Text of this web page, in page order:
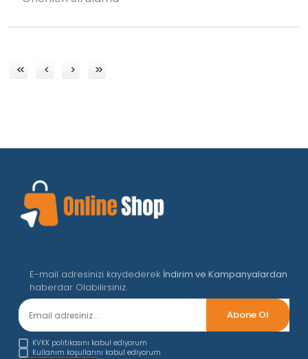
« ‹ › »
E-mail adresinizi kaydederek İndirim ve Kampanyalardan
haberdar Olabilirsiniz.
KVKK politikasını kabul ediyorum
Kullanım koşullarını kabul ediyorum